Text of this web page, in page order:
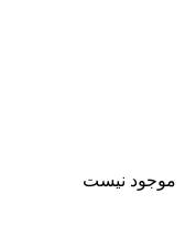
موجود نیست